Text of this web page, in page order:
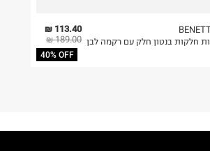
113.40 ₪
189.00 ₪
40% OFF
חלקות בנטון חלק עם רקמה לבן